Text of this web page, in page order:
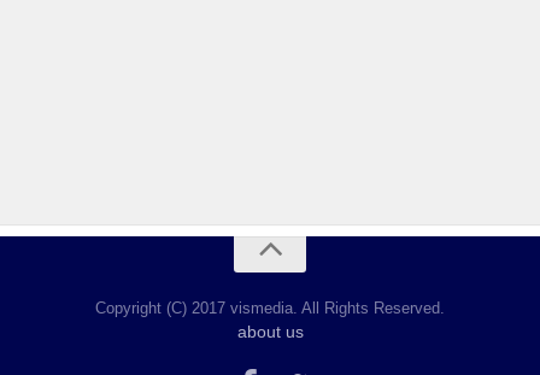
Copyright (C) 2017 vismedia. All Rights Reserved.
about us